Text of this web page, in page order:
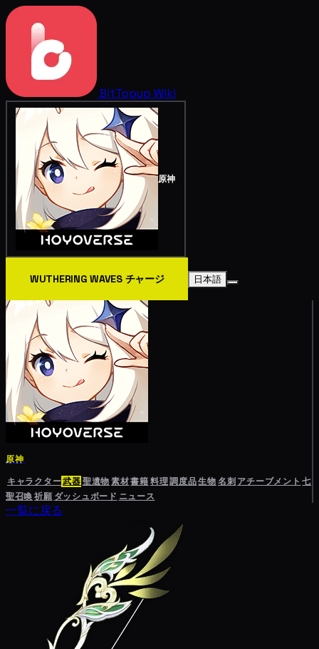
BitTopup Wiki
原神
WUTHERING WAVES チャージ 日本語
原神
キャラクター武器聖遺物素材書籍料理調度品生物名刺 アチーブメント 七
聖召喚祈願 ダッシュボード ニュース
一覧に戻る